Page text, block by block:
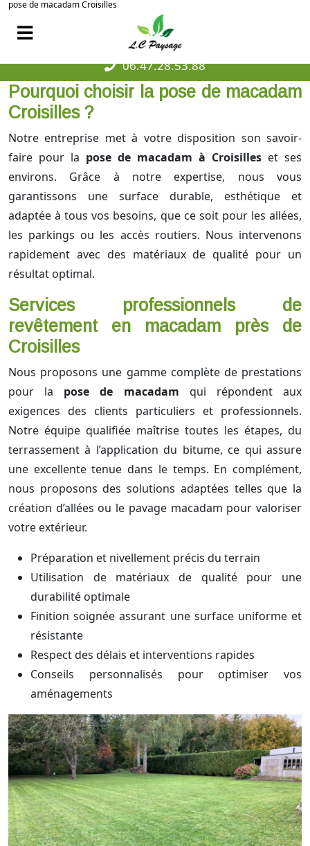
pose de macadam Croisilles
06.47.28.53.88
Pourquoi choisir la pose de macadam
Croisilles ?
Notre entreprise met à votre disposition son savoir-
faire pour la pose de macadam à Croisilles et ses
environs. Grâce à notre expertise, nous vous
garantissons une surface durable, esthétique et
adaptée à tous vos besoins, que ce soit pour les allées,
les parkings ou les accès routiers. Nous intervenons
rapidement avec des matériaux de qualité pour un
résultat optimal.
Services professionnels de
revêtement en macadam près de
Croisilles
Nous proposons une gamme complète de prestations
pour la pose de macadam qui répondent aux
exigences des clients particuliers et professionnels.
Notre équipe qualifiée maîtrise toutes les étapes, du
terrassement à l’application du bitume, ce qui assure
une excellente tenue dans le temps. En complément,
nous proposons des solutions adaptées telles que la
création d’allées ou le pavage macadam pour valoriser
votre extérieur.
Préparation et nivellement précis du terrain
Utilisation de matériaux de qualité pour une
durabilité optimale
Finition soignée assurant une surface uniforme et
résistante
Respect des délais et interventions rapides
Conseils personnalisés pour optimiser vos
aménagements